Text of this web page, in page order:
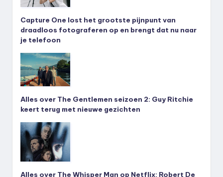
Capture One lost het grootste pijnpunt van
draadloos fotograferen op en brengt dat nu naar
je telefoon
Alles over The Gentlemen seizoen 2: Guy Ritchie
keert terug met nieuwe gezichten
Alles over The Whisper Man op Netflix: Robert De